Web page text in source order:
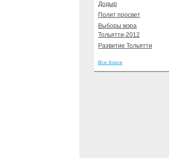
Додыр
Полит просвет
Выборы мэра
Тольятти-2012
Развитие Тольятти
Все блоги